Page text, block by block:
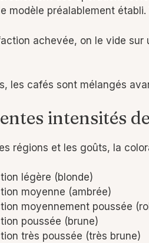
modèle préalablement
achevée, on le vide sur
les cafés sont mélangés
intensités
régions et les goûts, la
légère (blonde)
moyenne (ambrée)
moyennement poussée
poussée (brune)
très poussée (très brune)